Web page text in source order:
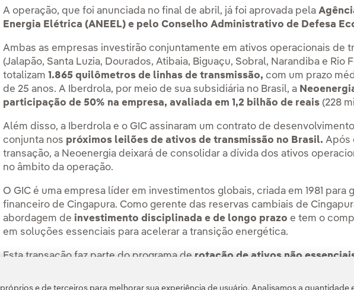
A operação, que foi anunciada no final de abril, já foi aprovada pela
Energia Elétrica (ANEEL) e pelo Conselho Administrativo de Defesa
Ambas as empresas investirão conjuntamente em ativos operacionais de
(Jalapão, Santa Luzia, Dourados, Atibaia, Biguaçu, Sobral, Narandiba e Rio
totalizam1.865 quilômetros de linhas de transmissão, com um prazo
de 25 anos. A Iberdrola, por meio de sua subsidiária no Brasil, a
participação de 50% na empresa, avaliada em 1,2 bilhão de reais (228
Além disso, a Iberdrola e o GIC assinaram um contrato de
conjunta nos próximos leilões de ativos de transmissão no Brasil.Após
transação, a Neoenergia deixará de consolidar a dívida dos ativos
no âmbito da operação.
O GIC é uma empresa líder em investimentos globais, criada em 1981 para
financeiro de Cingapura. Como gerente das reservas cambiais de
abordagem de investimento disciplinada e de longo prazo e tem o
em soluções essenciais para acelerar a transição energética.
Esta transação faz parte do programa de rotação de ativos não
e de terceiros para melhorar sua experiência de usuário. Analisamos a quantidade